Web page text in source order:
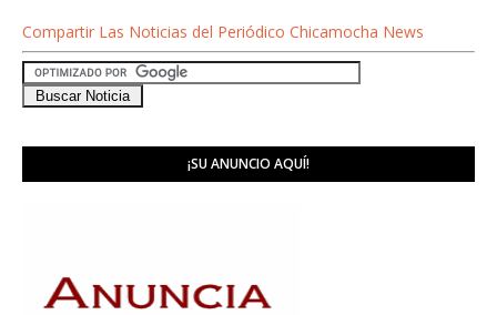
Compartir Las Noticias del Periódico Chicamocha News
¡SU ANUNCIO AQUÍ!